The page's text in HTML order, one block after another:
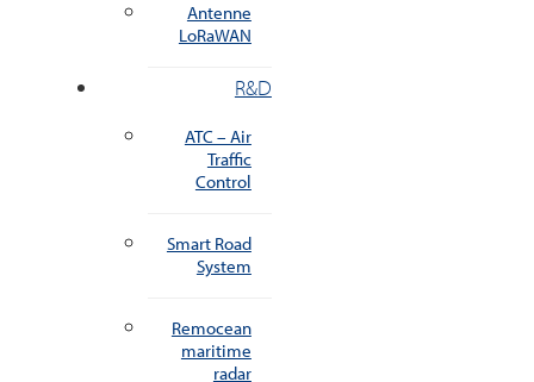
Antenne
LoRaWAN
R&D
ATC – Air
Traffic
Control
Smart Road
System
Remocean
maritime
radar